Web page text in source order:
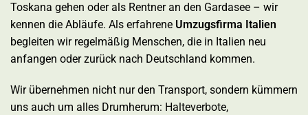
Toskana gehen oder als Rentner an den Gardasee – wir
kennen die Abläufe. Als erfahrene Umzugsfirma Italien
begleiten wir regelmäßig Menschen, die in Italien neu
anfangen oder zurück nach Deutschland kommen.
Wir übernehmen nicht nur den Transport, sondern kümmern
uns auch um alles Drumherum: Halteverbote,